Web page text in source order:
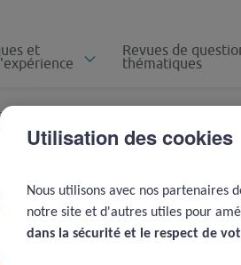
et Revues de
thématiques
indésirables associés aux soins (EIAS)
événements
aux
Utilisation des cookies
Nous utilisons avec nos partenaires
notre site et d'autres utiles pour
dans la sécurité et le respect de